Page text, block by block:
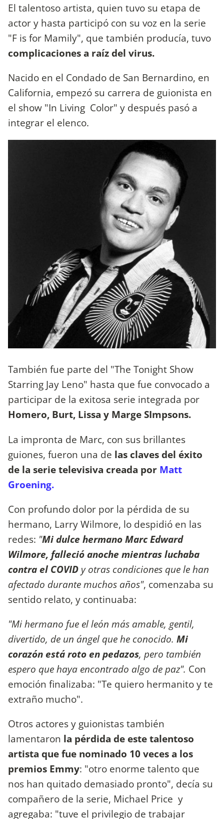
El talentoso artista, quien tuvo su etapa de
actor y hasta participó con su voz en la serie
"F is for Mamily", que también producía, tuvo
complicaciones a raíz del virus.
Nacido en el Condado de San Bernardino, en
California, empezó su carrera de guionista en
el show "In Living Color" y después pasó a
integrar el elenco.
También fue parte del "The Tonight Show
Starring Jay Leno" hasta que fue convocado a
participar de la exitosa serie integrada por
Homero, Burt, Lissa y Marge SImpsons.
La impronta de Marc, con sus brillantes
guiones, fueron una de las claves del éxito
de la serie televisiva creada por Matt
Groening.
Con profundo dolor por la pérdida de su
hermano, Larry Wilmore, lo despidió en las
redes: "Mi dulce hermano Marc Edward
Wilmore, falleció anoche mientras luchaba
contra el COVID y otras condiciones que le han
afectado durante muchos años", comenzaba su
sentido relato, y continuaba:
"Mi hermano fue el león más amable, gentil,
divertido, de un ángel que he conocido. Mi
corazón está roto en pedazos, pero también
espero que haya encontrado algo de paz". Con
emoción finalizaba: "Te quiero hermanito y te
extraño mucho".
Otros actores y guionistas también
lamentaron la pérdida de este talentoso
artista que fue nominado 10 veces a los
premios Emmy: "otro enorme talento que
nos han quitado demasiado pronto", decía su
compañero de la serie, Michael Price y
agregaba: "tuve el privilegio de trabajar